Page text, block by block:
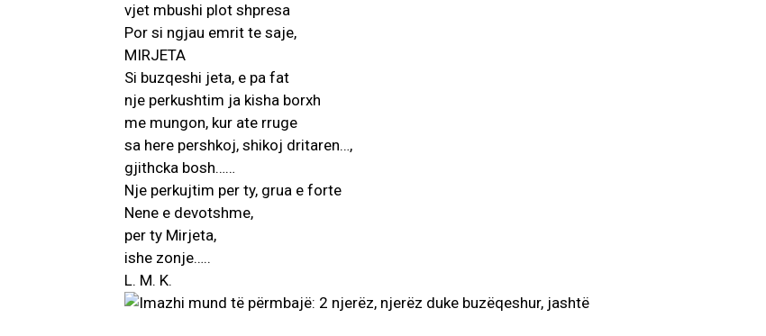
vjet mbushi plot shpresa
Por si ngjau emrit te saje,
MIRJETA
Si buzqeshi jeta, e pa fat
nje perkushtim ja kisha borxh
me mungon, kur ate rruge
sa here pershkoj, shikoj dritaren…,
gjithcka bosh……
Nje perkujtim per ty, grua e forte
Nene e devotshme,
per ty Mirjeta,
ishe zonje…..
L. M. K.